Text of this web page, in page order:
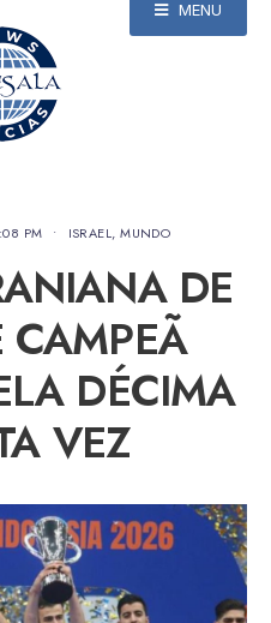
MENU
PM • ISRAEL,MUNDO
DE
CAMPEÃ
DÉCIMA
VEZ